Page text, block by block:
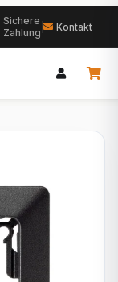
Sichere
Zahlung
Kontakt